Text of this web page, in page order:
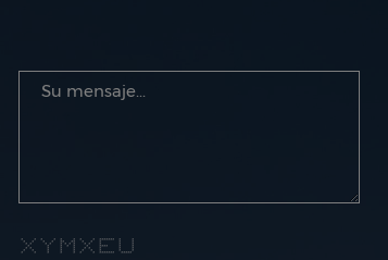
* * * * * * * * ******* * *
* * * * ** ** * * * * *
* * * * * * * * * * * * *
* * * * * * **** * *
* * * * * * * * * *
* * * * * * * * * *
* * * * * * * ******* *****